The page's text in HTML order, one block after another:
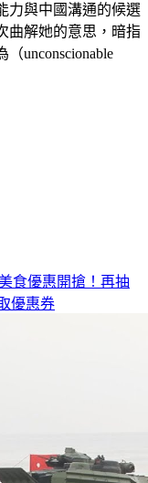
力與中國溝通的候選
曲解她的意思，暗指
unconscionable
食優惠開搶！再抽
優惠券